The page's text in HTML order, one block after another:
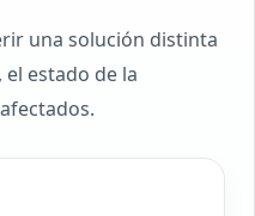
una solución distinta
estado de la